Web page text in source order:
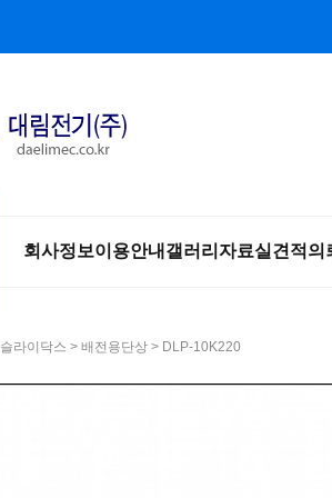
회사정보이용안내 갤러리 자료실 견적의
슬라이닥스 > 배전용단상 > DLP-10K220